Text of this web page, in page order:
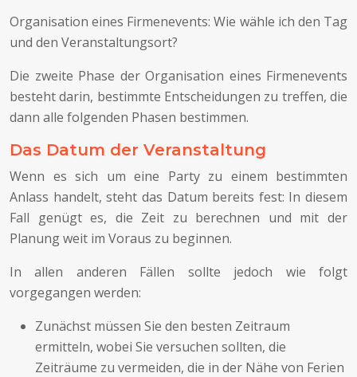
Organisation eines Firmenevents: Wie wähle ich den Tag
und den Veranstaltungsort?
Die zweite Phase der Organisation eines Firmenevents
besteht darin, bestimmte Entscheidungen zu treffen, die
dann alle folgenden Phasen bestimmen.
Das Datum der Veranstaltung
Wenn es sich um eine Party zu einem bestimmten
Anlass handelt, steht das Datum bereits fest: In diesem
Fall genügt es, die Zeit zu berechnen und mit der
Planung weit im Voraus zu beginnen.
In allen anderen Fällen sollte jedoch wie folgt
vorgegangen werden:
Zunächst müssen Sie den besten Zeitraum
ermitteln, wobei Sie versuchen sollten, die
Zeiträume zu vermeiden, die in der Nähe von Ferien